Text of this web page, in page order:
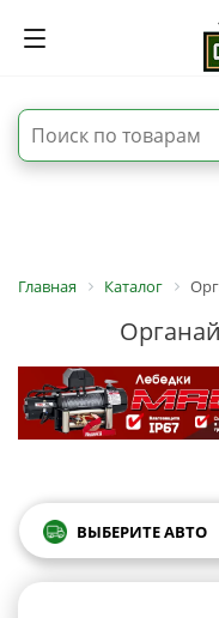
Главная Каталог
ВЫБЕРИТЕ АВТО